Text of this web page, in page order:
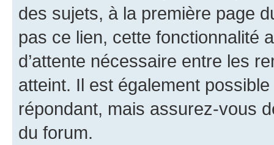
des sujets, à la première page
pas ce lien, cette fonctionnalité
d’attente nécessaire entre les
atteint. Il est également
répondant, mais assurez-vous
du forum.